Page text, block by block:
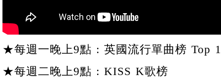
★每週一晚上9點 : 英國流行單曲榜 Top
★每週二晚上9點 : KISS K歌榜